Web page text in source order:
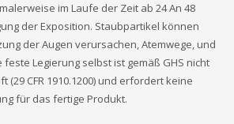
im Laufe der Zeit ab 24 An 48
der Exposition. Staubpartikel können
der Augen verursachen, Atemwege, und
Legierung selbst ist gemäß GHS nicht
(29 CFR 1910.1200) und erfordert keine
für das fertige Produkt.